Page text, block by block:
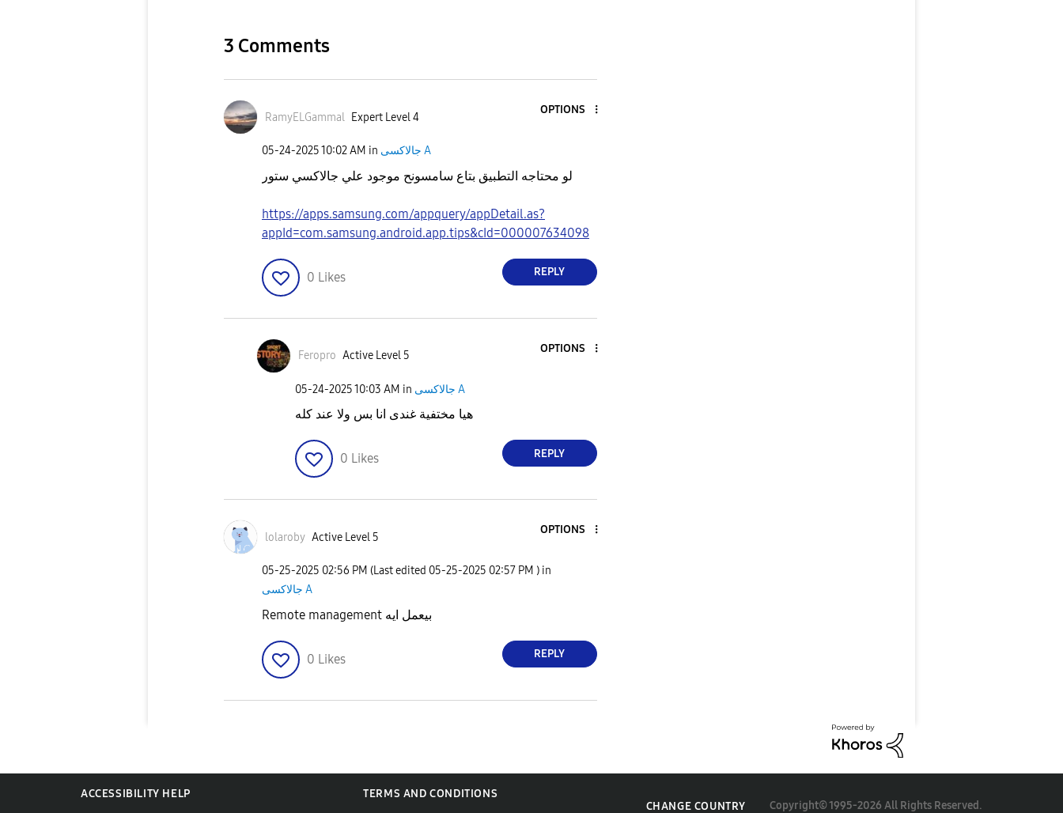
3 Comments
RamyELGammal Expert Level 4
OPTIONS
‎05-24-202510:02 AM in جالاكسى A
لو محتاجه التطبيق بتاع سامسونح موجود علي جالاكسي ستور
https://apps.samsung.com/appquery/appDetail.as?
appId=com.samsung.android.app.tips&cId=000007634098
0 Likes REPLY
Feropro Active Level 5
OPTIONS
‎05-24-202510:03 AM in جالاكسى A
هيا مختفية غندى انا بس ولا عند كله
0 Likes REPLY
lolaroby Active Level 5
OPTIONS
‎05-25-2025 02:56 PM (Last edited ‎05-25-2025 02:57 PM ) in
جالاكسى A
Remote management بيعمل ايه
0 Likes REPLY
ACCESSIBILITY HELP
TERMS AND CONDITIONS
CHANGE COUNTRY Copyright© 1995-2026 All Rights Reserved.